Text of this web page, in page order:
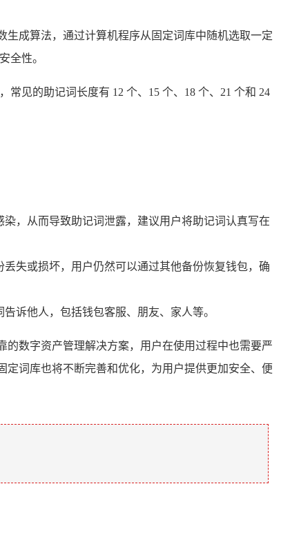
生成算法，通过计算机程序从固定词库中随机选取一定
全性。
见的助记词长度有 12 个、15 个、18 个、21 个和 24
，从而导致助记词泄露，建议用户将助记词认真写在
失或损坏，用户仍然可以通过其他备份恢复钱包，确
诉他人，包括钱包客服、朋友、家人等。
的数字资产管理解决方案，用户在使用过程中也需要严
定词库也将不断完善和优化，为用户提供更加安全、便